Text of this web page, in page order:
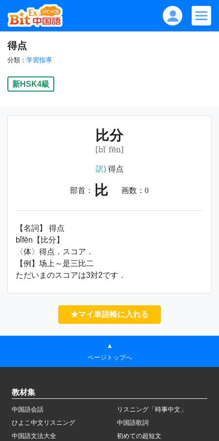
得点
分類： 学習指導
新HSK4級
比分
[bǐ fēn]
訳)得点
部首： 比 画数： 0
【名詞】 得点
bǐfēn【比分】
〈体〉得点．スコア．
【例】场上～是三比二
ただいまのスコアは3対2です．
★マイ単語帳に入れる
▲
ページトップへ
教材集
中国語会話
リスニング「時事中文」
ひよこ中文リスニング
中国語歌詞
中国語文法大全
初めての超短文